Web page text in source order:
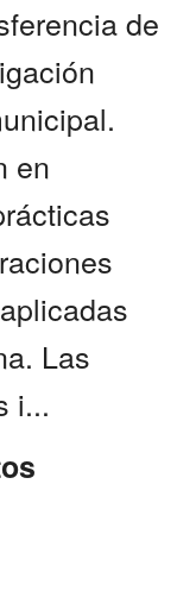
de
en
Las
i...